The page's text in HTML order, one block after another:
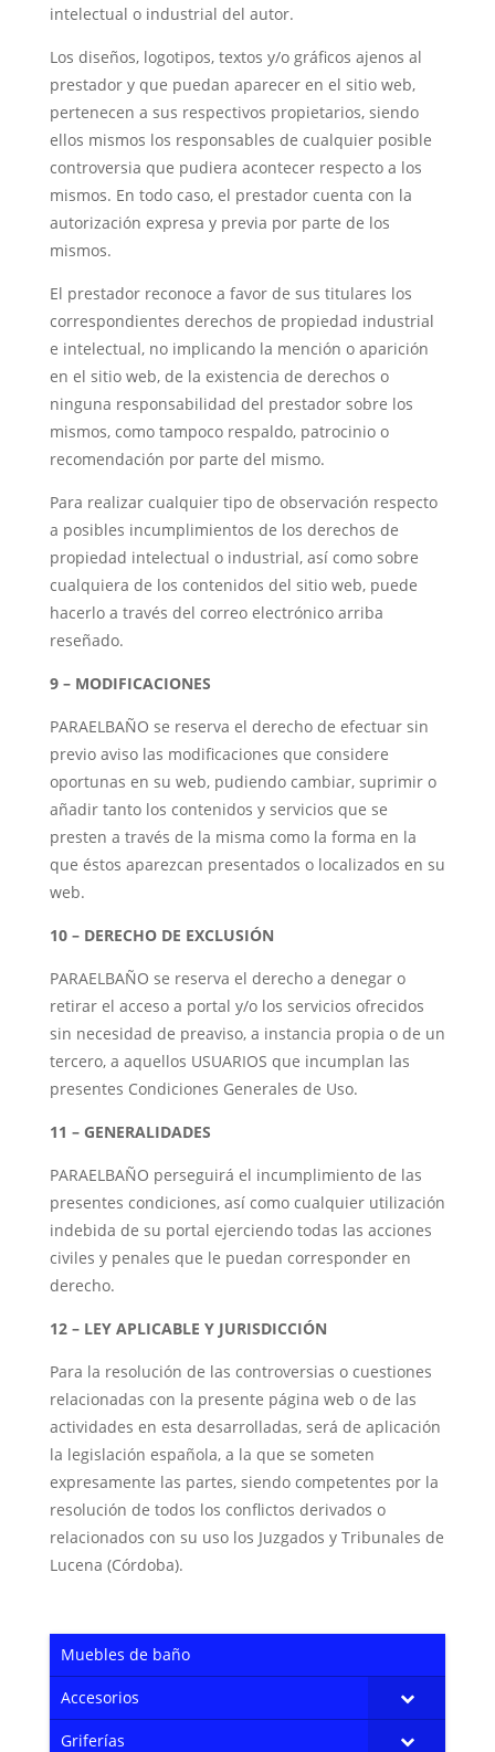
intelectual o industrial del autor.
Los diseños, logotipos, textos y/o gráficos ajenos al
prestador y que puedan aparecer en el sitio web,
pertenecen a sus respectivos propietarios, siendo
ellos mismos los responsables de cualquier posible
controversia que pudiera acontecer respecto a los
mismos. En todo caso, el prestador cuenta con la
autorización expresa y previa por parte de los
mismos.
El prestador reconoce a favor de sus titulares los
correspondientes derechos de propiedad industrial
e intelectual, no implicando la mención o aparición
en el sitio web, de la existencia de derechos o
ninguna responsabilidad del prestador sobre los
mismos, como tampoco respaldo, patrocinio o
recomendación por parte del mismo.
Para realizar cualquier tipo de observación respecto
a posibles incumplimientos de los derechos de
propiedad intelectual o industrial, así como sobre
cualquiera de los contenidos del sitio web, puede
hacerlo a través del correo electrónico arriba
reseñado.
9 – MODIFICACIONES
PARAELBAÑO se reserva el derecho de efectuar sin
previo aviso las modificaciones que considere
oportunas en su web, pudiendo cambiar, suprimir o
añadir tanto los contenidos y servicios que se
presten a través de la misma como la forma en la
que éstos aparezcan presentados o localizados en su
web.
10 – DERECHO DE EXCLUSIÓN
PARAELBAÑO se reserva el derecho a denegar o
retirar el acceso a portal y/o los servicios ofrecidos
sin necesidad de preaviso, a instancia propia o de un
tercero, a aquellos USUARIOS que incumplan las
presentes Condiciones Generales de Uso.
11 – GENERALIDADES
PARAELBAÑO perseguirá el incumplimiento de las
presentes condiciones, así como cualquier utilización
indebida de su portal ejerciendo todas las acciones
civiles y penales que le puedan corresponder en
derecho.
12 – LEY APLICABLE Y JURISDICCIÓN
Para la resolución de las controversias o cuestiones
relacionadas con la presente página web o de las
actividades en esta desarrolladas, será de aplicación
la legislación española, a la que se someten
expresamente las partes, siendo competentes por la
resolución de todos los conflictos derivados o
relacionados con su uso los Juzgados y Tribunales de
Lucena (Córdoba).
Muebles de baño
Accesorios
Griferías